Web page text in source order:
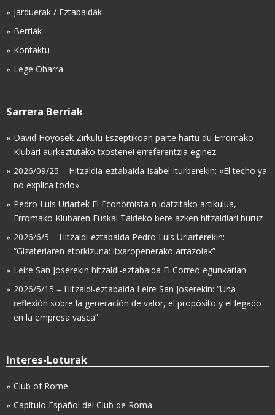
Jarduerak / Eztabaidak
Berriak
Kontaktu
Lege Oharra
Sarrera Berriak
David Hoyosek Zirkulu Eszeptikoan parte hartu du Erromako
Klubari aurkeztutako txostenei erreferentzia eginez
2026/09/25 – Hitzaldia-eztabaida Isabel Iturberekin: «El techo ya
no explica todo»
Pedro Luis Uriartek El Economista-n idatzitako artikulua,
Erromako Klubaren Euskal Taldeko bere azken hitzaldiari buruz
2026/6/5 – Hitzaldi-eztabaida Pedro Luis Uriarterekin:
“Gizateriaren etorkizuna: itxaropenerako arrazoiak”
Leire San Joserekin hitzaldi-eztabaida El Correo egunkarian
2026/5/15 – Hitzaldi-eztabaida Leire San Joserekin: “Una
reflexión sobre la generación de valor, el propósito y el legado
en la empresa vasca”
Interes-Loturak
Club of Rome
Capítulo Español del Club de Roma